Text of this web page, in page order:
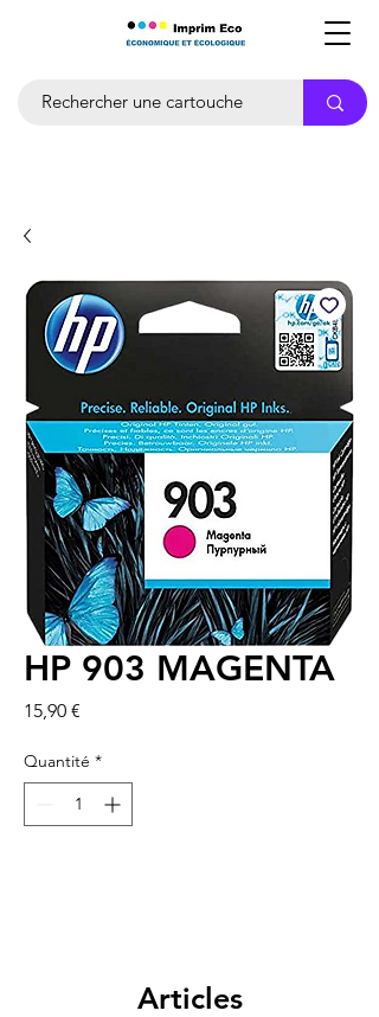
HP 903 MAGENTA
15,90 €
Quantité *
Articles